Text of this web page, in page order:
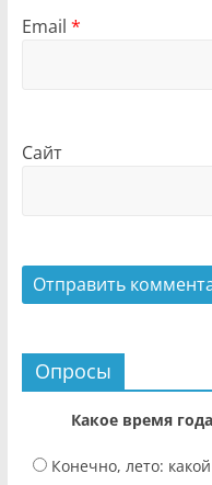
Email *
Сайт
Опросы
Какое время
Конечно, лето: